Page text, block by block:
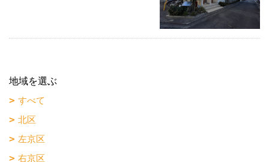
地域を選ぶ
すべて
北区
左京区
右京区